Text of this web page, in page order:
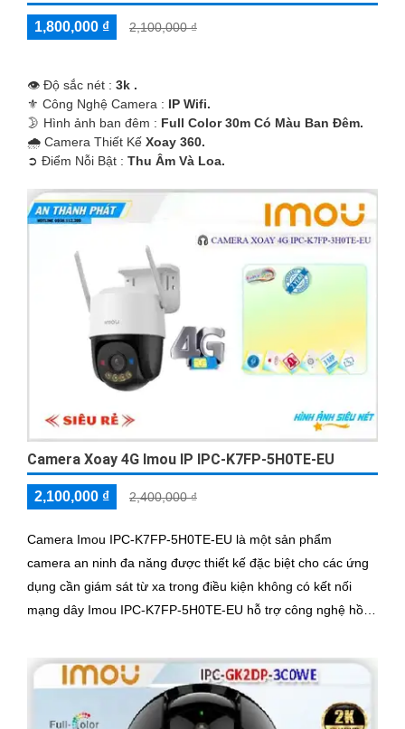
1,800,000 ₫ 2,100,000 ₫
👁 Độ sắc nét : 3k .
⚜️ Công Nghệ Camera : IP Wifi.
🌛 Hình ảnh ban đêm : Full Color 30m Có Màu Ban Ðêm.
🌧️ Camera Thiết Kế Xoay 360.
️➲ Điểm Nỗi Bật : Thu Âm Và Loa.
Camera Xoay 4G Imou IP IPC-K7FP-5H0TE-EU
2,100,000 ₫ 2,400,000 ₫
Camera Imou IPC-K7FP-5H0TE-EU là một sản phẩm
camera an ninh đa năng được thiết kế đặc biệt cho các ứng
dụng cần giám sát từ xa trong điều kiện không có kết nối
mạng dây Imou IPC-K7FP-5H0TE-EU hỗ trợ công nghệ hồng